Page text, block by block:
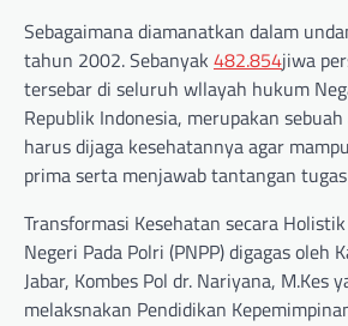
Sebagaimana diamanatkan dalam
tahun 2002. Sebanyak 482.854jiwa
tersebar di seluruh wllayah hukum
Republik Indonesia, merupakan
harus dijaga kesehatannya agar
prima serta menjawab tantangan
Transformasi Kesehatan secara
Negeri Pada Polri (PNPP) digagas oleh
Jabar, Kombes Pol dr. Nariyana, M.Kes
melaksnakan Pendidikan